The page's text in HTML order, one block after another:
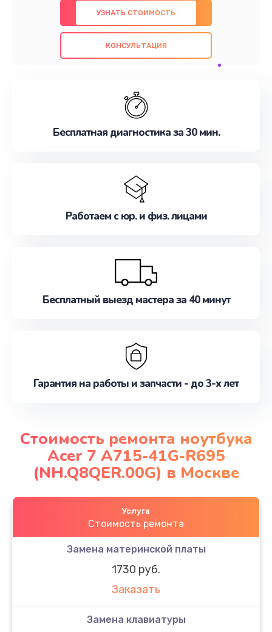
использованием оригинальных компонентов, а
также гарантируем качество всех
проведенных работ. Наша цель - предоставить
наилучшим образом. Не медлите записаться на
УЗНАТЬ СТОИМОСТЬ
КОНСУЛЬТАЦИЯ
Бесплатная диагностика за 30 мин.
Работаем с юр. и физ. лицами
Бесплатный выезд мастера за 40 минут
Гарантия на работы и запчасти - до 3-х лет
Стоимость ремонта ноутбука
Acer 7 A715-41G-R695
(NH.Q8QER.00G) в Москве
Услуга
Стоимость ремонта
Замена материнской платы
1730 руб.
Заказать
Замена клавиатуры